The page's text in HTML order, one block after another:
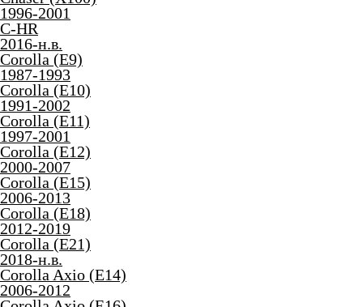
1996-2001
C-HR
2016-н.в.
Corolla (E9)
1987-1993
Corolla (E10)
1991-2002
Corolla (E11)
1997-2001
Corolla (E12)
2000-2007
Corolla (E15)
2006-2013
Corolla (E18)
2012-2019
Corolla (E21)
2018-н.в.
Corolla Axio (E14)
2006-2012